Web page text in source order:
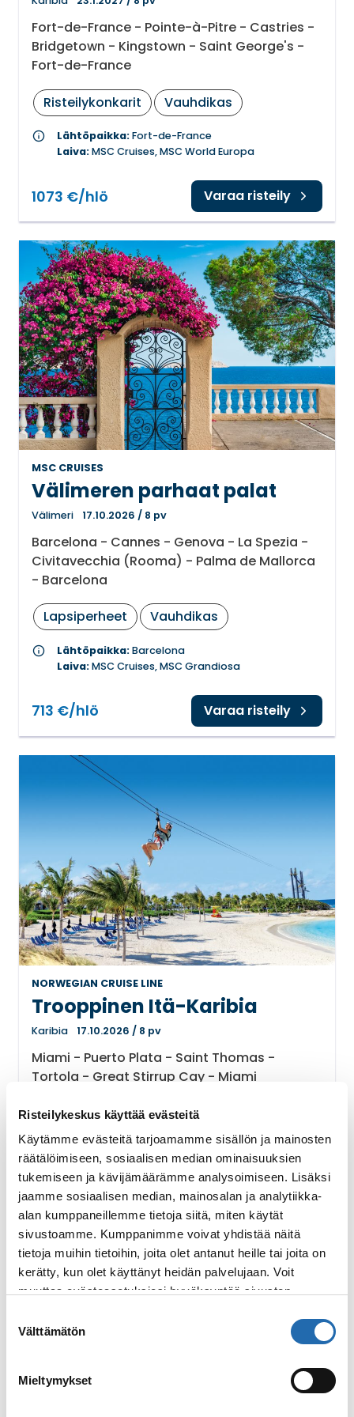
Risteilykeskus käyttää evästeitä
Käytämme evästeitä tarjoamamme sisällön ja mainosten
räätälöimiseen, sosiaalisen median ominaisuuksien
tukemiseen ja kävijämäärämme analysoimiseen. Lisäksi
jaamme sosiaalisen median, mainosalan ja analytiikka-
alan kumppaneillemme tietoja siitä, miten käytät
sivustoamme. Kumppanimme voivat yhdistää näitä
tietoja muihin tietoihin, joita olet antanut heille tai joita on
kerätty, kun olet käyttänyt heidän palvelujaan. Voit
muuttaa evästeasetuksiesi hyväksyntää sivuston
valinta
Välttämätön
Mieltymykset
Fort-de-France - Pointe-à-Pitre - Castries -
Bridgetown - Kingstown - Saint George's -
Fort-de-France
Risteilykonkarit Vauhdikas
info Lähtöpaikka:Fort-de-France
Laiva:MSC Cruises, MSC World Europa
1073 €/hlö Varaa risteily
MSC CRUISES
Välimeren parhaat palat
Välimeri 17.10.2026 / 8 pv
Barcelona - Cannes - Genova - La Spezia -
Civitavecchia (Rooma) - Palma de Mallorca
- Barcelona
Lapsiperheet Vauhdikas
info Lähtöpaikka:Barcelona
Laiva:MSC Cruises, MSC Grandiosa
713 €/hlö Varaa risteily
NORWEGIAN CRUISE LINE
Trooppinen Itä-Karibia
Karibia 17.10.2026 / 8 pv
Miami - Puerto Plata - Saint Thomas -
Tortola - Great Stirrup Cay - Miami
Ensikertalaiset Kaveriporukat
info Lähtöpaikka:Miami
Laiva:Norwegian Cruise Line, Norwegian Luna
694 €/hlö Varaa risteily